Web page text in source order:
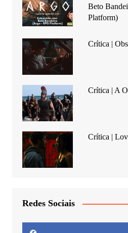
Beto
Platform)
Crítica |
Crítica | A
Crítica |
Redes Sociais